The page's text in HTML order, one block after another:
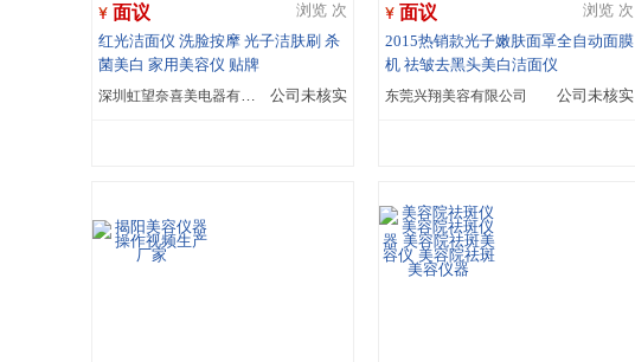
面议 浏览 次
红光洁面仪 洗脸按摩 光子洁肤刷 杀
菌美白 家用美容仪 贴牌
深圳虹望奈喜美电器有限公司 公司未核实
面议 浏览 次
2015热销款光子嫩肤面罩全自动面膜
机 祛皱去黑头美白洁面仪
东莞兴翔美容有限公司 公司未核实